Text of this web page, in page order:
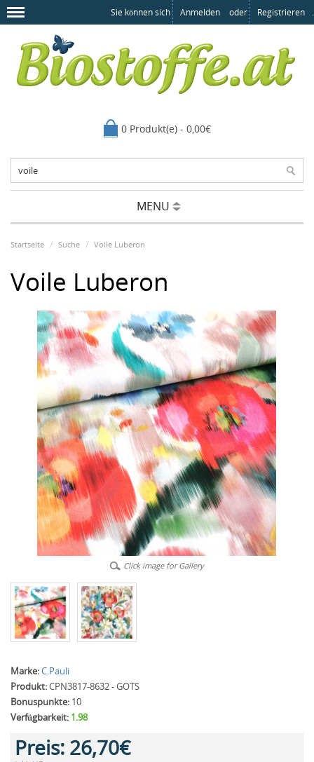
Sie können sich Anmelden oder Registrieren .
0 Produkt(e) - 0,00€
MENU
Startseite Suche Voile Luberon
Voile Luberon
Click image for Gallery
Marke:C.Pauli
Produkt:CPN3817-8632 - GOTS
Bonuspunkte: 10
Verfügbarkeit: 1.98
Preis: 26,70€